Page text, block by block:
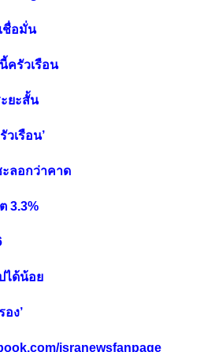
ชื่อมั่น
ครัวเรือน
ะยะสั้น
เรือน’
ะลอกว่าคาด
3.3%
ได้น้อย
ง’
isranewsfanpage